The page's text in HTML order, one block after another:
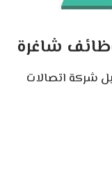
شاغرة
شركة اتصالات